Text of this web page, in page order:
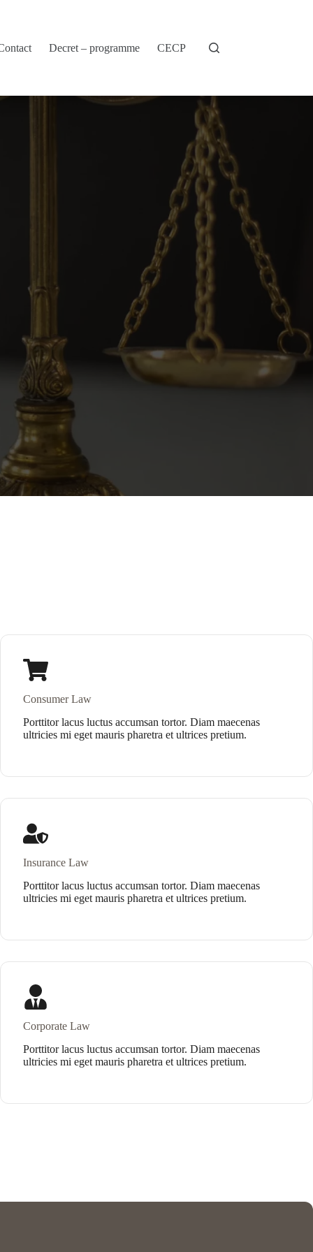
Decret – programme CECP
Consumer Law
Porttitor lacus luctus accumsan tortor. Diam maecenas
ultricies mi eget mauris pharetra et ultrices pretium.
Insurance Law
Porttitor lacus luctus accumsan tortor. Diam maecenas
ultricies mi eget mauris pharetra et ultrices pretium.
Corporate Law
Porttitor lacus luctus accumsan tortor. Diam maecenas
ultricies mi eget mauris pharetra et ultrices pretium.